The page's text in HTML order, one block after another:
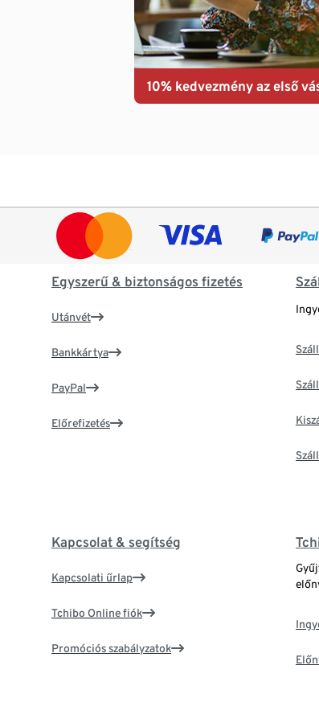
10% kedvezmény az első
Egyszerű & biztonságos fizetés
Utánvét
Bankkártya
PayPal
Előrefizetés
Kapcsolat & segítség
Kapcsolati űrlap
Tchibo Online fiók
Promóciós szabályzatok